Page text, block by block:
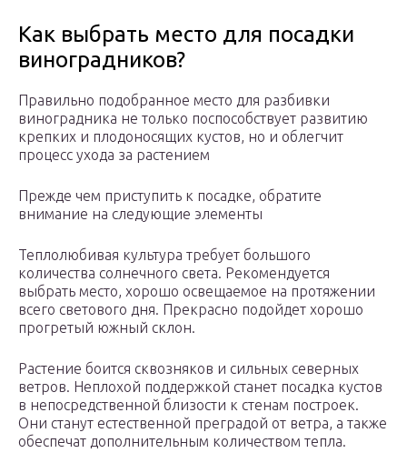
Как выбрать место для посадки
виноградников?
Правильно подобранное место для разбивки
виноградника не только поспособствует развитию
крепких и плодоносящих кустов, но и облегчит
процесс ухода за растением
Прежде чем приступить к посадке, обратите
внимание на следующие элементы
Теплолюбивая культура требует большого
количества солнечного света. Рекомендуется
выбрать место, хорошо освещаемое на протяжении
всего светового дня. Прекрасно подойдет хорошо
прогретый южный склон.
Растение боится сквозняков и сильных северных
ветров. Неплохой поддержкой станет посадка кустов
в непосредственной близости к стенам построек.
Они станут естественной преградой от ветра, а также
обеспечат дополнительным количеством тепла.